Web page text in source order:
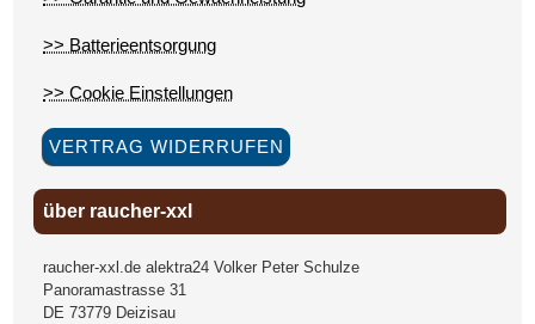
>> Batterieentsorgung
>> Cookie Einstellungen
VERTRAG WIDERRUFEN
über raucher-xxl
raucher-xxl.de alektra24 Volker Peter Schulze
Panoramastrasse 31
DE 73779 Deizisau